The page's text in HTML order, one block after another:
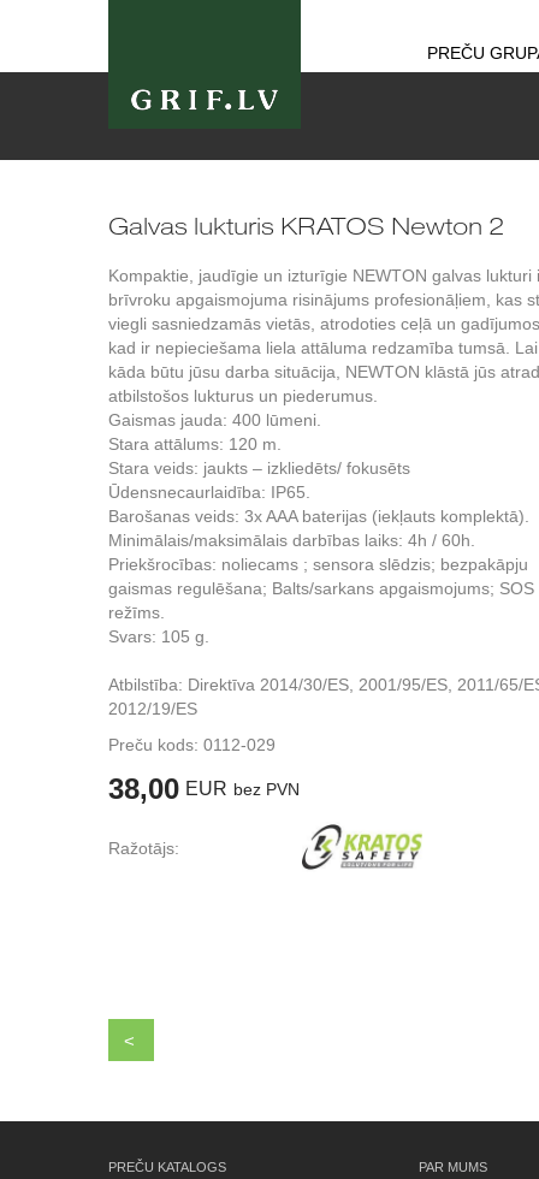
PREČU
Galvas lukturis KRATOS Newton 2
Kompaktie, jaudīgie un izturīgie NEWTON galvas lukturi
brīvroku apgaismojuma risinājums profesionāļiem, kas
viegli sasniedzamās vietās, atrodoties ceļā un
kad ir nepieciešama liela attāluma redzamība tumsā.
kāda būtu jūsu darba situācija, NEWTON klāstā jūs
atbilstošos lukturus un piederumus.
Gaismas jauda: 400 lūmeni.
Stara attālums: 120 m.
Stara veids: jaukts – izkliedēts/ fokusēts
Ūdensnecaurlaidība: IP65.
Barošanas veids: 3x AAA baterijas (iekļauts komplektā).
Minimālais/maksimālais darbības laiks: 4h / 60h.
Priekšrocības: noliecams ; sensora slēdzis; bezpakāpju
gaismas regulēšana; Balts/sarkans apgaismojums; SOS
režīms.
Svars: 105 g.
Atbilstība: Direktīva 2014/30/ES, 2001/95/ES, 2011/65/
2012/19/ES
Preču kods: 0112-029
38,00 EUR bez PVN
Ražotājs:
<
PREČU KATALOGS
PAR MUMS